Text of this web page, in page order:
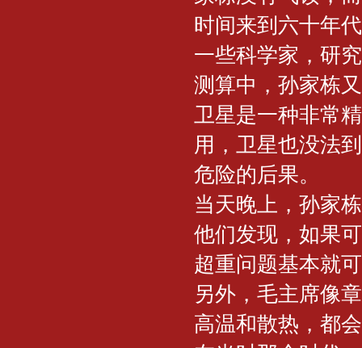
时间来到六十年
一些科学家，研
测算中，孙家栋
卫星是一种非常
用，卫星也没法
危险的后果。
当天晚上，孙家
他们发现，如果
超重问题基本就
另外，毛主席像
高温和散热，都